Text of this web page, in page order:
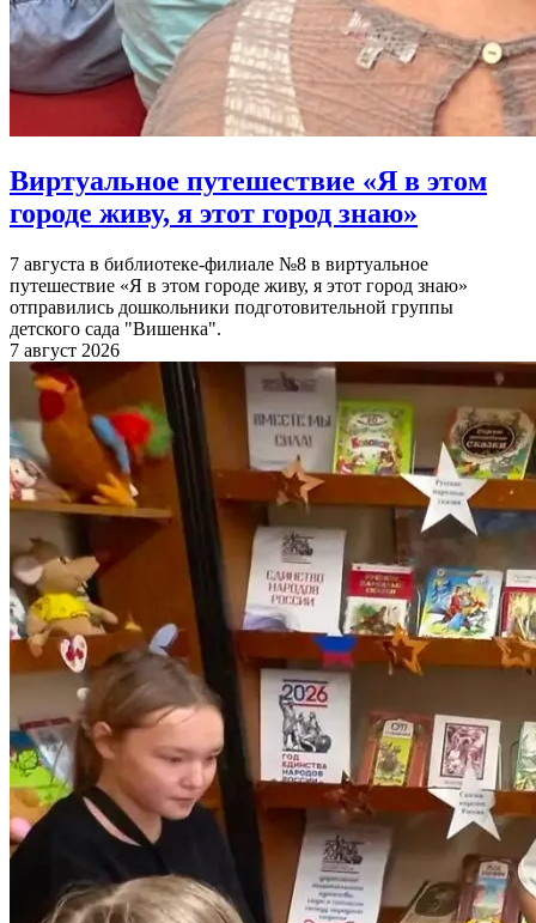
Виртуальное путешествие «Я в этом
городе живу, я этот город знаю»
7 августа в библиотеке-филиале №8 в виртуальное
путешествие «Я в этом городе живу, я этот город знаю»
отправились дошкольники подготовительной группы
детского сада "Вишенка".
7 август 2026